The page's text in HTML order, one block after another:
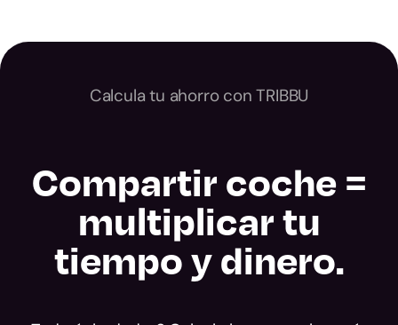
Calcula tu ahorro con TRIBBU
Compartir coche =
multiplicar tu
tiempo y dinero.